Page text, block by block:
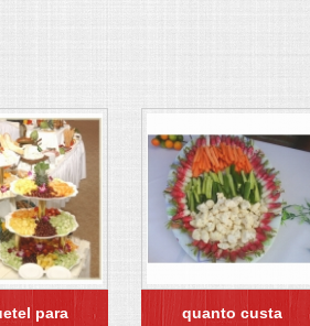
para
quanto custa